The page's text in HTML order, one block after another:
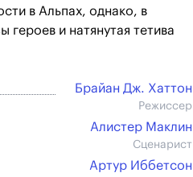
в Альпах, однако, в
и натянутая тетива
Брайан Дж. Хаттон
Режиссер
Алистер Маклин
Сценарист
Артур Иббетсон